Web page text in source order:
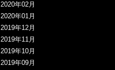
2020年02月
2020年01月
2019年12月
2019年11月
2019年10月
2019年09月